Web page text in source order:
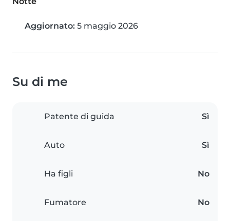
Aggiornato: 5 maggio 2026
Su di me
Patente di guida Sì
Auto Sì
Ha figli No
Fumatore No